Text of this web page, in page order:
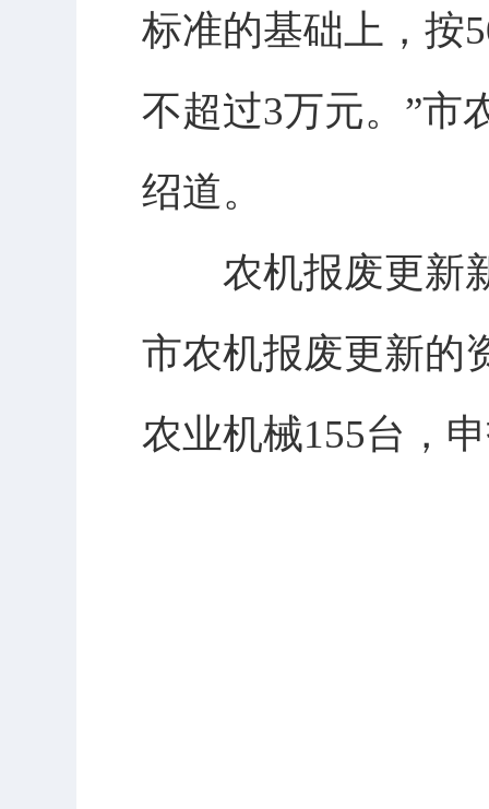
标准的基础上，按
不超过3万元。”市
绍道。
农机报废更新新
市农机报废更新的
农业机械155台，